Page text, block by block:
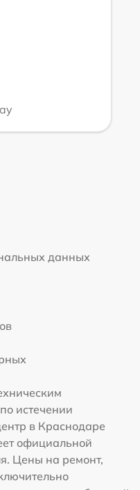
данных
истечении
в Краснодаре
официальной
Цены на ремонт,